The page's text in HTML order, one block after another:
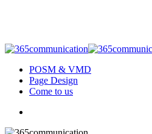
content
Menu
POSM & VMD
Page Design
Come to us